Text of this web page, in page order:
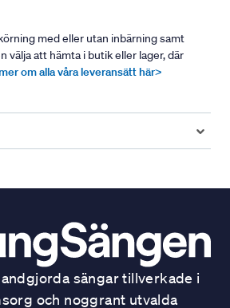
med eller utan inbärning samt
välja att hämta i butik eller lager, där
om alla våra leveransätt här>
sängar tillverkade i
och noggrant utvalda